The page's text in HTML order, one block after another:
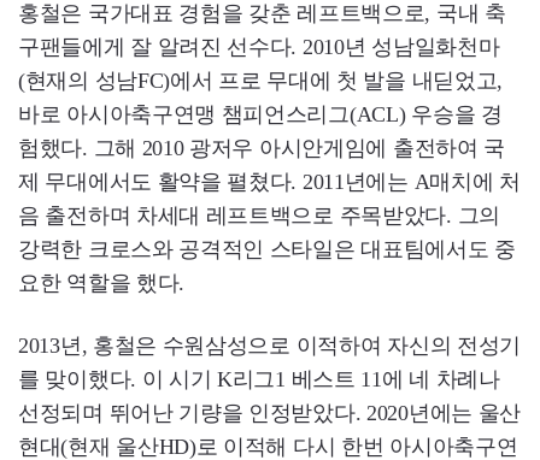
홍철은 국가대표 경험을 갖춘 레프트백으로, 국내 축
구팬들에게 잘 알려진 선수다. 2010년 성남일화천마
(현재의 성남FC)에서 프로 무대에 첫 발을 내딛었고,
바로 아시아축구연맹 챔피언스리그(ACL) 우승을 경
험했다. 그해 2010 광저우 아시안게임에 출전하여 국
제 무대에서도 활약을 펼쳤다. 2011년에는 A매치에 처
음 출전하며 차세대 레프트백으로 주목받았다. 그의
강력한 크로스와 공격적인 스타일은 대표팀에서도 중
요한 역할을 했다.
2013년, 홍철은 수원삼성으로 이적하여 자신의 전성기
를 맞이했다. 이 시기 K리그1 베스트 11에 네 차례나
선정되며 뛰어난 기량을 인정받았다. 2020년에는 울산
현대(현재 울산HD)로 이적해 다시 한번 아시아축구연